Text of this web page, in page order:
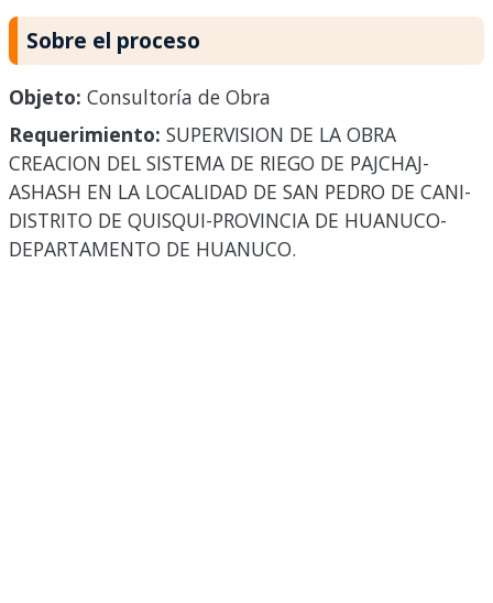
Sobre el proceso
Objeto: Consultoría de Obra
Requerimiento: SUPERVISION DE LA OBRA
CREACION DEL SISTEMA DE RIEGO DE PAJCHAJ-
ASHASH EN LA LOCALIDAD DE SAN PEDRO DE CANI-
DISTRITO DE QUISQUI-PROVINCIA DE HUANUCO-
DEPARTAMENTO DE HUANUCO.